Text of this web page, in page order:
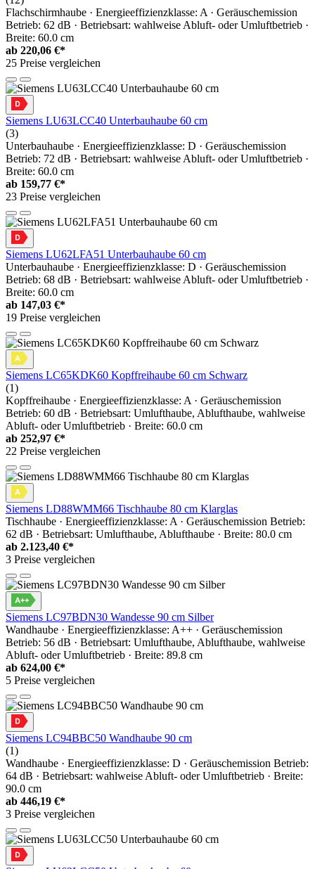
Flachschirmhaube · Energieeffizienzklasse: A · Geräuschemission
Betrieb: 62 dB · Betriebsart: wahlweise Abluft- oder Umluftbetrieb ·
Breite: 60.0 cm
ab 220,06 €*
25 Preise vergleichen
Siemens LU63LCC40 Unterbauhaube 60 cm
(3)
Unterbauhaube · Energieeffizienzklasse: D · Geräuschemission
Betrieb: 72 dB · Betriebsart: wahlweise Abluft- oder Umluftbetrieb ·
Breite: 60.0 cm
ab 159,77 €*
23 Preise vergleichen
Siemens LU62LFA51 Unterbauhaube 60 cm
Unterbauhaube · Energieeffizienzklasse: D · Geräuschemission
Betrieb: 68 dB · Betriebsart: wahlweise Abluft- oder Umluftbetrieb ·
Breite: 60.0 cm
ab 147,03 €*
19 Preise vergleichen
Siemens LC65KDK60 Kopffreihaube 60 cm Schwarz
(1)
Kopffreihaube · Energieeffizienzklasse: A · Geräuschemission
Betrieb: 60 dB · Betriebsart: Umlufthaube, Ablufthaube, wahlweise
Abluft- oder Umluftbetrieb · Breite: 60.0 cm
ab 252,97 €*
22 Preise vergleichen
Siemens LD88WMM66 Tischhaube 80 cm Klarglas
Tischhaube · Energieeffizienzklasse: A · Geräuschemission Betrieb:
62 dB · Betriebsart: Umlufthaube, Ablufthaube · Breite: 80.0 cm
ab 2.123,40 €*
3 Preise vergleichen
Siemens LC97BDN30 Wandesse 90 cm Silber
Wandhaube · Energieeffizienzklasse: A++ · Geräuschemission
Betrieb: 56 dB · Betriebsart: Umlufthaube, Ablufthaube, wahlweise
Abluft- oder Umluftbetrieb · Breite: 89.8 cm
ab 624,00 €*
5 Preise vergleichen
Siemens LC94BBC50 Wandhaube 90 cm
(1)
Wandhaube · Energieeffizienzklasse: D · Geräuschemission Betrieb:
64 dB · Betriebsart: wahlweise Abluft- oder Umluftbetrieb · Breite:
90.0 cm
ab 446,19 €*
3 Preise vergleichen